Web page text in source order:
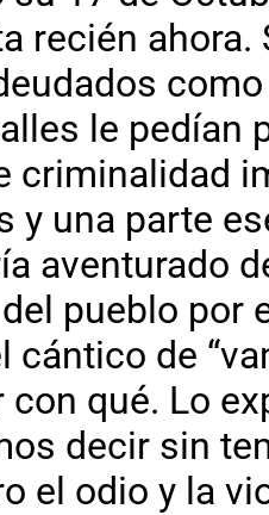
recién
le pedían
criminalidad
y una parte
aventurado
pueblo por
cántico de
con qué. Lo
decir sin
el odio y la